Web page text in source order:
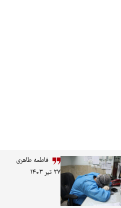
فاطمه طاهری
۲۷ تیر ۱۴۰۳